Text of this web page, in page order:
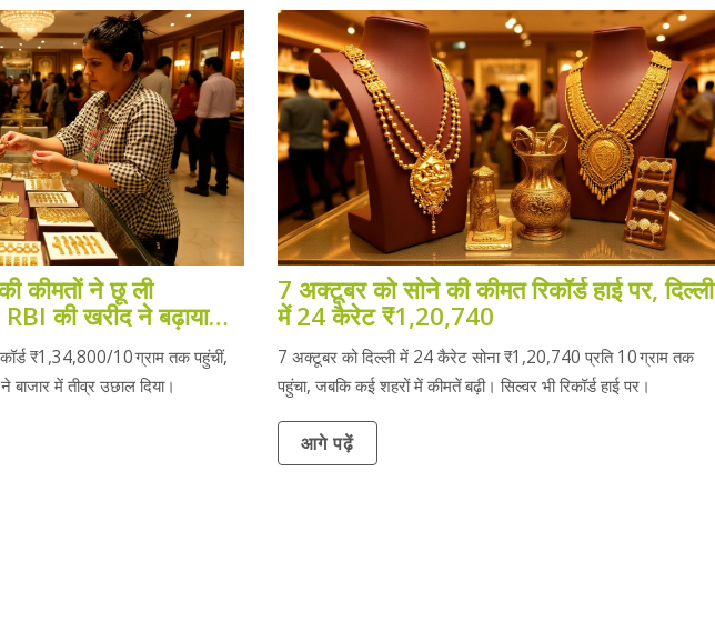
कीमतों ने छू ली
की खरीद ने बढ़ाया
₹1,34,800/10 ग्राम तक पहुंचीं,
बाजार में तीव्र उछाल दिया।
7 अक्टूबर को सोने की कीमत रिकॉर्ड हाई पर, दिल्ली
में 24 कैरेट ₹1,20,740
7 अक्टूबर को दिल्ली में 24 कैरेट सोना ₹1,20,740 प्रति 10 ग्राम तक
पहुंचा, जबकि कई शहरों में कीमतें बढ़ी। सिल्वर भी रिकॉर्ड हाई पर।
आगे पढ़ें